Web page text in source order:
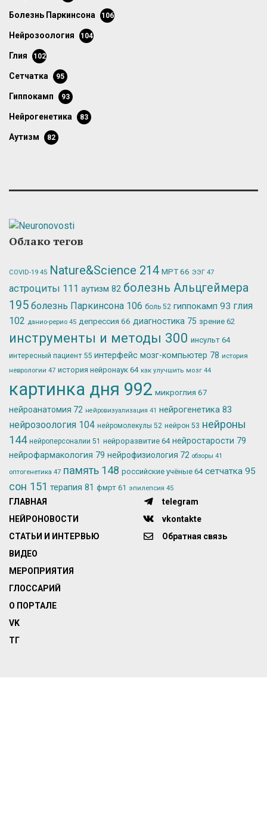
болезнь Паркинсона 106
нейрозоология 104
глия 102
сетчатка 95
гиппокамп 93
нейрогенетика 83
аутизм 82
Облако тегов
COVID-19 45 Nature&Science 214 МРТ66 ЭЭГ 47
астроциты 111 аутизм 82 болезнь Альцгеймера
195 болезнь Паркинсона 106 боль 52 гиппокамп 93 глия
102 данио-рерио 45 депрессия 66 диагностика 75 зрение 62
инструменты и методы 300 инсульт 64
интересный пациент 55 интерфейс мозг-компьютер 78 история
неврологии 47 история нейронаук 64 как улучшить мозг 44
картинка дня 992 микроглия 67
нейроанатомия 72 нейровизуализация 41 нейрогенетика 83
нейрозоология 104 нейромолекулы 52 нейрон 53 нейроны
144 нейроперсоналии 51 нейроразвитие 64 нейростарости 79
нейрофармакология 79 нейрофизиология 72 обзоры 41
оптогенетика 47 память 148 российские учёные 64 сетчатка 95
сон 151 терапия 81 фмрт 61 эпилепсия 45
ГЛАВНАЯ
НЕЙРОНОВОСТИ
СТАТЬИ И ИНТЕРВЬЮ
ВИДЕО
МЕРОПРИЯТИЯ
ГЛОССАРИЙ
О ПОРТАЛЕ
VK
ТГ
telegram
vkontakte
Обратная связь